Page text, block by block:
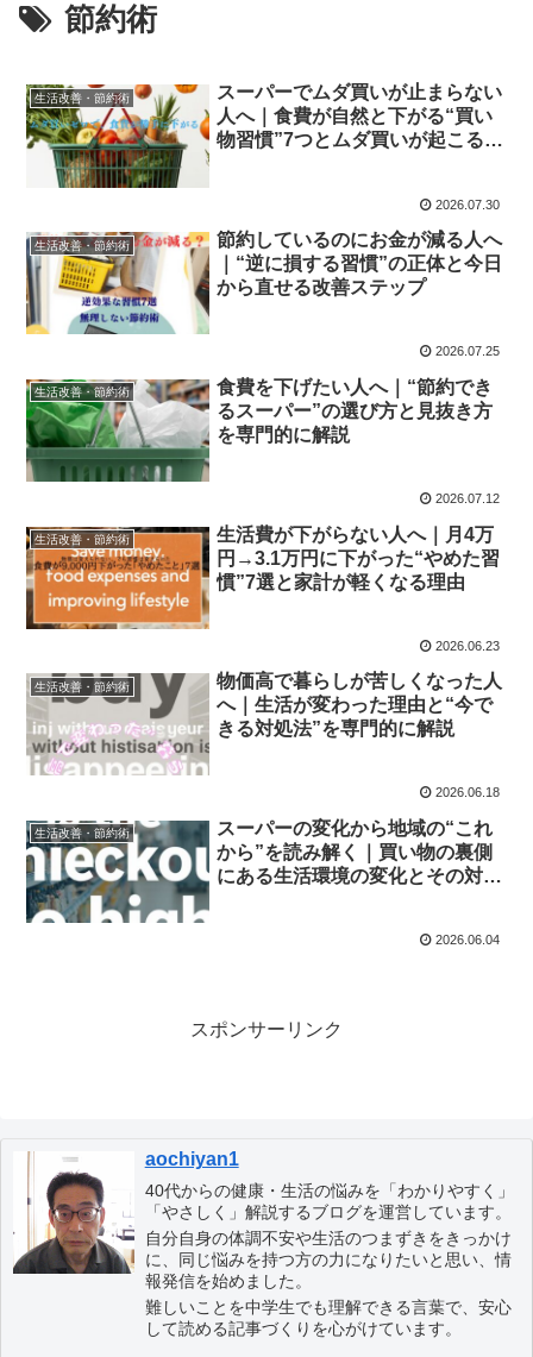
節約術
生活改善・節約術
スーパーでムダ買いが止まらない
人へ｜食費が自然と下がる“買い
物習慣”7つとムダ買いが起こる心
2026.07.30
生活改善・節約術
節約しているのにお金が減る人へ
｜“逆に損する習慣”の正体と今日
から直せる改善ステップ
2026.07.25
生活改善・節約術
食費を下げたい人へ｜“節約でき
るスーパー”の選び方と見抜き方
を専門的に解説
2026.07.12
生活改善・節約術
生活費が下がらない人へ｜月4万
円→3.1万円に下がった“やめた習
慣”7選と家計が軽くなる理由
2026.06.23
生活改善・節約術
物価高で暮らしが苦しくなった人
へ｜生活が変わった理由と“今で
きる対処法”を専門的に解説
2026.06.18
生活改善・節約術
スーパーの変化から地域の“これ
から”を読み解く｜買い物の裏側
にある生活環境の変化とその対処
2026.06.04
スポンサーリンク
aochiyan1
40代からの健康・生活の悩みを「わかりやすく」
「やさしく」解説するブログを運営しています。
自分自身の体調不安や生活のつまずきをきっかけ
に、同じ悩みを持つ方の力になりたいと思い、情
報発信を始めました。
難しいことを中学生でも理解できる言葉で、安心
して読める記事づくりを心がけています。